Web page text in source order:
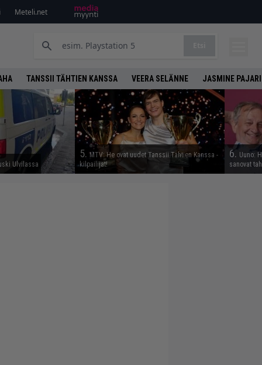
Meteli.net
TANSSII TÄHTIEN KANSSA VEERA SELÄNNE JASMINE PAJARI
Ulvilassa
5.MTV: He ovat uudet Tanssii Tähtien Kanssa -
kilpailijat!
6. Uuno:
sanovat